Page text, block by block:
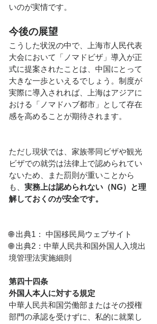
いのが実情です。
今後の展望
こうした状況の中で、上海市人民代表
大会において「ノマドビザ」導入が正
式に提案されたことは、中国にとって
大きな一歩といえるでしょう。制度が
実際に導入されれば、上海はアジアに
おける「ノマドハブ都市」として存在
感を高めることが期待されます。
ただし現状では、家族帯同ビザや観光
ビザでの就労は法律上で認められてい
ないため、また罰則が重いことから
も、 実務上は認められない（NG）と理
解しておくのが安全です。
🌐 出典1： 中国移民局ウェブサイト
🌐 出典2：中華人民共和国外国人入境出
境管理法実施細則
第四十四条
外国人本人に対する規定
中華人民共和国労働部またはその授権
部門の承認を受けずに、私的に就業し